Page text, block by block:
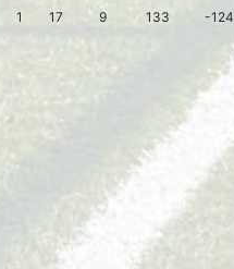
1 17 9 133 -124